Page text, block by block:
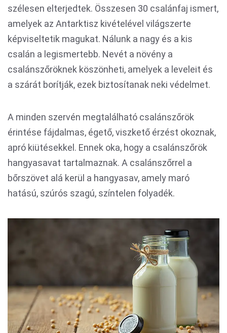
szélesen elterjedtek. Összesen 30 csalánfaj ismert,
amelyek az Antarktisz kivételével világszerte
képviseltetik magukat. Nálunk a nagy és a kis
csalán a legismertebb. Nevét a növény a
csalánszőröknek köszönheti, amelyek a leveleit és
a szárát borítják, ezek biztosítanak neki védelmet.
A minden szervén megtalálható csalánszőrök
érintése fájdalmas, égető, viszkető érzést okoznak,
apró kiütésekkel. Ennek oka, hogy a csalánszőrök
hangyasavat tartalmaznak. A csalánszőrrel a
bőrszövet alá kerül a hangyasav, amely maró
hatású, szúrós szagú, színtelen folyadék.